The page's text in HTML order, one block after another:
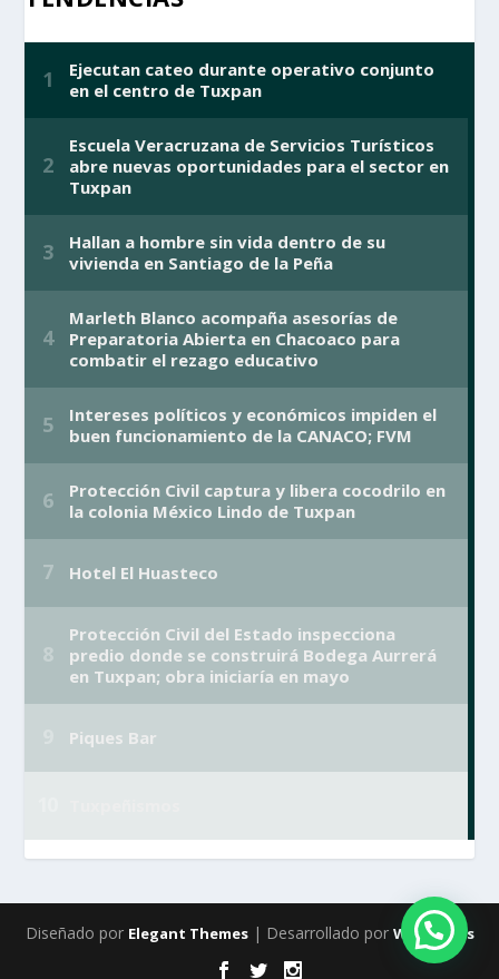
Diseñado por Elegant Themes| Desarrollado por WordPress